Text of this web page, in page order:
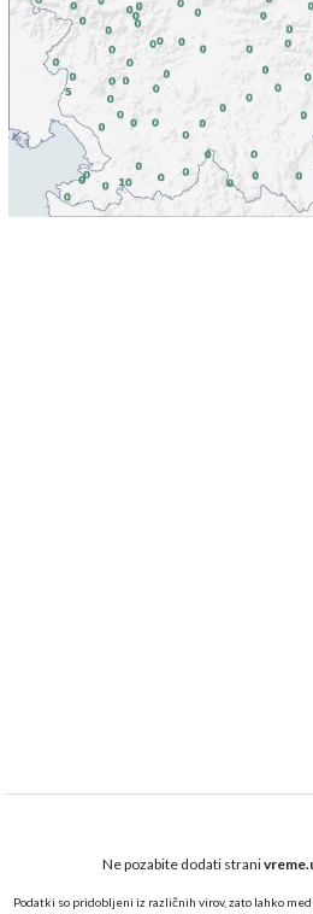
Ne pozabite dodati strani
Podatki so pridobljeni iz različnih virov, zato lahko